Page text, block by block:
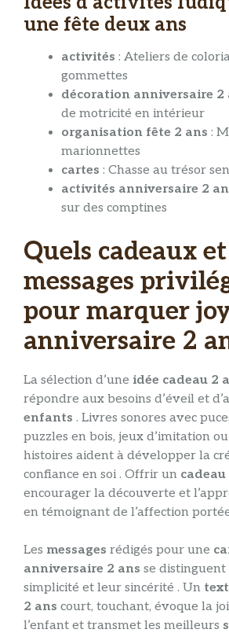
une fête deux ans
activités : Ateliers de
gommettes
décoration anniversaire 2
de motricité en intérieur
organisation fête 2 ans :
marionnettes
cartes : Chasse au trésor
activités anniversaire 2
sur des comptines
Quels cadeaux et
messages
pour marquer
anniversaire 2
La sélection d’une idée cadeau 2
répondre aux besoins d’éveil et
enfants . Livres sonores avec
puzzles en bois, jeux d’imitation
histoires aident à développer la
confiance en soi . Offrir un cadeau
encourager la découverte et
en témoignant de l’affection
Les messages rédigés pour une
anniversaire 2 ans se
simplicité et leur sincérité . Un
2 ans court, touchant, évoque la
l’enfant et transmet les meilleurs